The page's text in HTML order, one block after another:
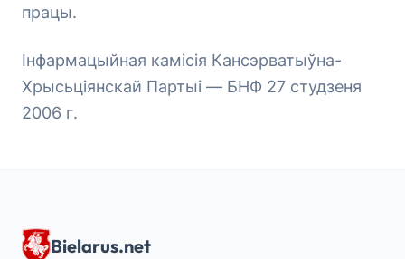
працы.
Інфармацыйная камісія Кансэрватыўна-
Хрысьціянскай Партыі — БНФ 27 студзеня
2006 г.
Bielarus.net